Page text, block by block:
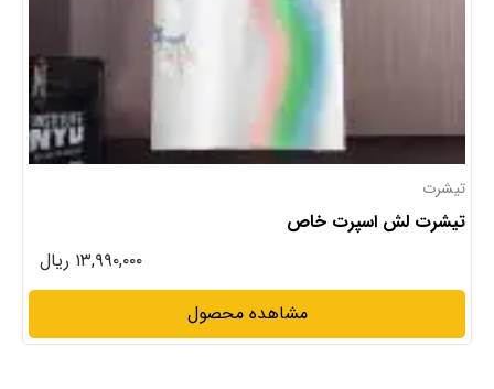
تیشرت
تیشرت لش اسپرت خاص
۱۳,۹۹۰,۰۰۰ ریال
مشاهده محصول